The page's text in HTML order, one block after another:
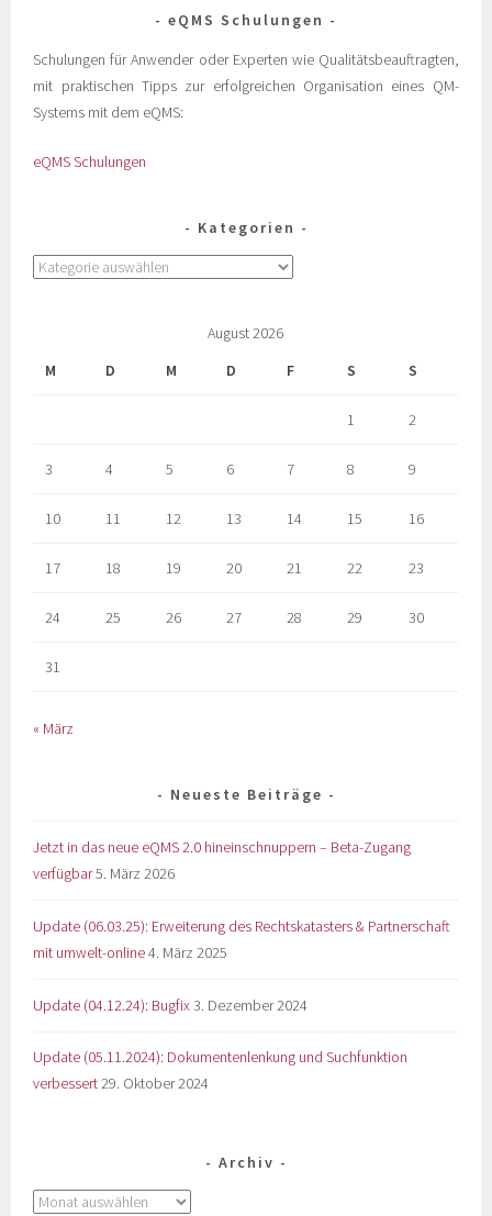
eQMS Schulungen
Schulungen für Anwender oder Experten wie Qualitätsbeauftragten,
mit praktischen Tipps zur erfolgreichen Organisation eines QM-
Systems mit dem eQMS:
eQMS Schulungen
Kategorien
August 2026
M
D M D F S S
1 2
3 4 5 6 7 8 9
10 11 12 13 14 15 16
17 18 19 20 21 22 23
24 25 26 27 28 29 30
31
« März
Neueste Beiträge
Jetzt in das neue eQMS 2.0 hineinschnuppern – Beta-Zugang
verfügbar5. März 2026
Update (06.03.25): Erweiterung des Rechtskatasters & Partnerschaft
mit umwelt-online4. März 2025
Update (04.12.24): Bugfix 3. Dezember 2024
Update (05.11.2024): Dokumentenlenkung und Suchfunktion
verbessert29. Oktober 2024
Archiv